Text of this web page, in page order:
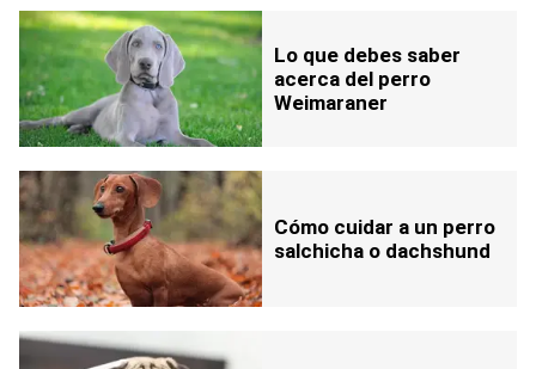
Lo que debes saber
acerca del perro
Weimaraner
Cómo cuidar a un perro
salchicha o dachshund